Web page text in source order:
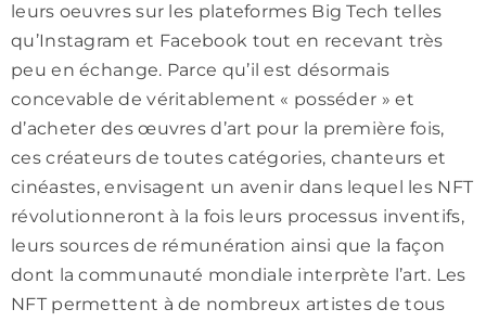
leurs oeuvres sur les plateformes Big Tech telles
qu’Instagram et Facebook tout en recevant très
peu en échange. Parce qu’il est désormais
concevable de véritablement « posséder » et
d’acheter des œuvres d’art pour la première fois,
ces créateurs de toutes catégories, chanteurs et
cinéastes, envisagent un avenir dans lequel les NFT
révolutionneront à la fois leurs processus inventifs,
leurs sources de rémunération ainsi que la façon
dont la communauté mondiale interprète l’art. Les
NFT permettent à de nombreux artistes de tous